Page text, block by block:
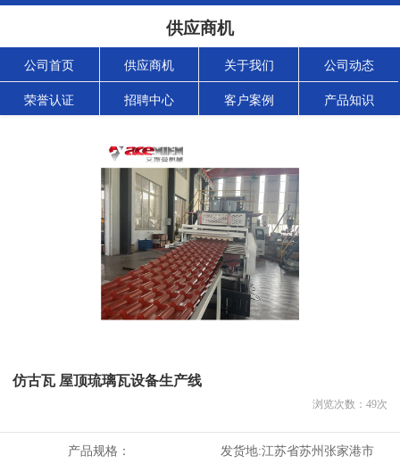
供应商机
公司首页 供应商机 关于我们 公司动态
荣誉认证 招聘中心 客户案例 产品知识
仿古瓦 屋顶琉璃瓦设备生产线
浏览次数： 49次
产品规格： 发货地:江苏省苏州张家港市